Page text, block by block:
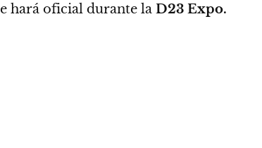
hará oficial durante la D23 Expo.